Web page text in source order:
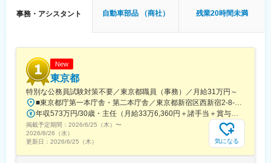
※接客が好きで、明るい対応ができる方におすすめ！
◇残業は月平均で約5時間程度となっています。
◇有給休暇も取りやすく、GW・夏季・年末年始の年3回は長期休
暇でプライベートも大切にできます。
◇制服貸与、ネイル・茶髪OK（華美ではない範囲で）
■当社について：
当社は創業54年の地元密着型の輸入車正規ディーラーです。ルノ
ー、MINI、フィアット、アルファロメオ等、趣味性の高い欧州車
を取り扱っており、自動車好きの従業員が多く、風通しの良い自
由な社内環境が特徴です。
※株式会社ユーロフランスでの取り扱い車種：ルノー、アルピーヌ
事務・アシスタント 自動車部品 （商社） 残業20時間未満
New
東京都
特別な公務員試験対策不要／東京都職員（事務）／月給31万円～
掲載予定期間： 2026/6/25（木） 〜
2026/8/26（水）
更新日： 2026/6/25（木） 気になる